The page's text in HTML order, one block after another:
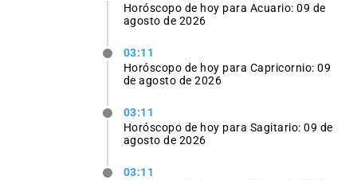
Horóscopo de hoy para Acuario: 09 de
agosto de 2026
03:11
Horóscopo de hoy para Capricornio: 09
de agosto de 2026
03:11
Horóscopo de hoy para Sagitario: 09 de
agosto de 2026
03:11